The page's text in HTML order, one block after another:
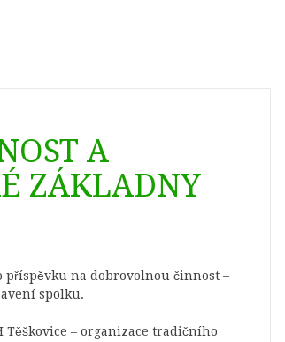
A
ZÁKLADNY
příspěvku na dobrovolnou činnost –
spolku.
Těškovice – organizace tradičního